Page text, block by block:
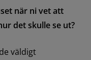
när ni vet att
det skulle se ut?
väldigt